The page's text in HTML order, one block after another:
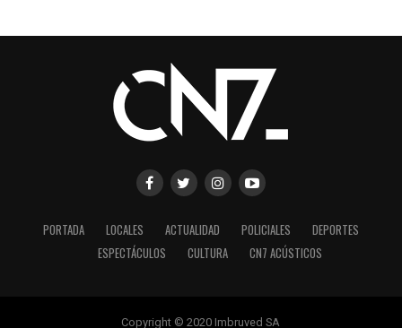
PORTADA LOCALES ACTUALIDAD POLICIALES
DEPORTES
ESPECTÁCULOS
CULTURA CN7 ACÚSTICOS
Copyright © 2020 Imbruved SA